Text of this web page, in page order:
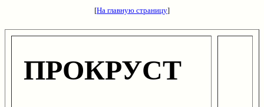
[На главную страницу]
ПРОКРУСТ